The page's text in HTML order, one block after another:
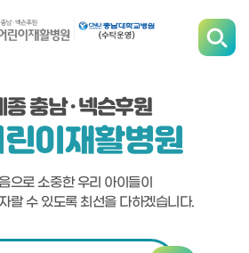
충남 · 넥슨후원
이재활병원
으로 소중한 우리 아이들이
랄 수 있도록 최선을 다하겠습니다.